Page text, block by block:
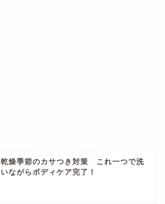
乾燥季節のカサつき対策 これ一つで洗
いながらボディケア完了！